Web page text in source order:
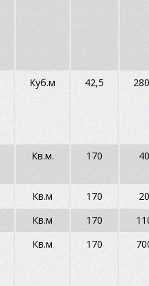
Куб.м 42,5
Кв.м. 170 40
Кв.м 170
20
Кв.м 170
Кв.м 170